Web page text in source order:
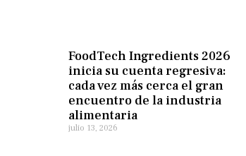
FoodTech Ingredients 2026
inicia su cuenta regresiva:
cada vez más cerca el gran
encuentro de la industria
alimentaria
julio 13, 2026